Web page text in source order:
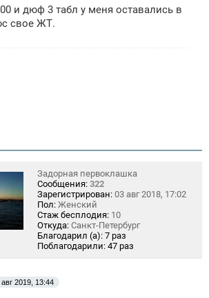
и дюф 3 табл у меня оставались в
свое ЖТ.
Задорная первоклашка
Сообщения: 322
Зарегистрирован: 03 авг 2018, 17:02
Пол: Женский
Стаж бесплодия: 10
Откуда: Санкт-Петербург
Благодарил (а): 7 раз
Поблагодарили: 47 раз
авг 2019, 13:44